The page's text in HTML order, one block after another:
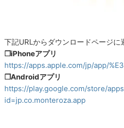
下記URLからダウンロードページに
❒iPhoneアプリ
https://apps.apple.com/jp/app/
❒Androidアプリ
https://play.google.com/store/
id=jp.co.monteroza.app